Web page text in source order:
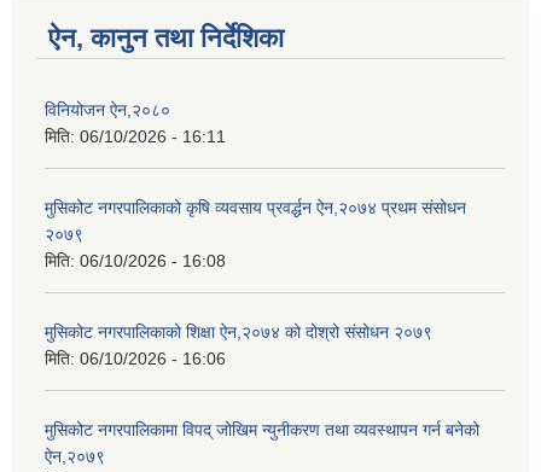
ऐन, कानुन तथा निर्देशिका
विनियोजन ऐन,२०८०
मिति: 06/10/2026 - 16:11
मुसिकोट नगरपालिकाको कृषि व्यवसाय प्रवर्द्धन ऐन,२०७४ प्रथम संसोधन
२०७९
मिति: 06/10/2026 - 16:08
मुसिकोट नगरपालिकाको शिक्षा ऐन,२०७४ को दोश्रो संसोधन २०७९
मिति: 06/10/2026 - 16:06
मुसिकोट नगरपालिकामा विपद् जोखिम न्युनीकरण तथा व्यवस्थापन गर्न बनेको
ऐन,२०७९